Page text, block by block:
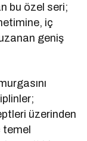
bu özel seri;
iç
geniş
üzerinden
temel